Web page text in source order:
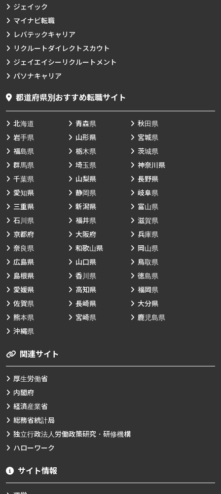
ジェイック
マイナビ転職
レバテックキャリア
リクルートダイレクトスカウト
ジェイエイシーリクルートメント
パソナキャリア
都道府県別おすすめ転職サイト
北海道 青森県
秋田県
岩手県
山形県
宮城県
福島県
栃木県
茨城県
群馬県
埼玉県
神奈川県
千葉県
山梨県
長野県
愛知県
静岡県
岐阜県
三重県
新潟県
富山県
石川県
福井県
滋賀県
京都府
大阪府
兵庫県
奈良県
和歌山県
岡山県
広島県
山口県
鳥取県
島根県
香川県
徳島県
愛媛県
高知県
福岡県
佐賀県
長崎県
大分県
熊本県
宮崎県
鹿児島県
沖縄県
関連サイト
厚生労働省
内閣府
経済産業省
総務省統計局
独立行政法人労働政策研究・研修機構
ハローワーク
サイト情報